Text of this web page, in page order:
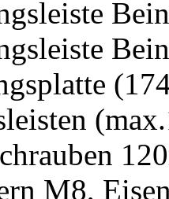
M8,